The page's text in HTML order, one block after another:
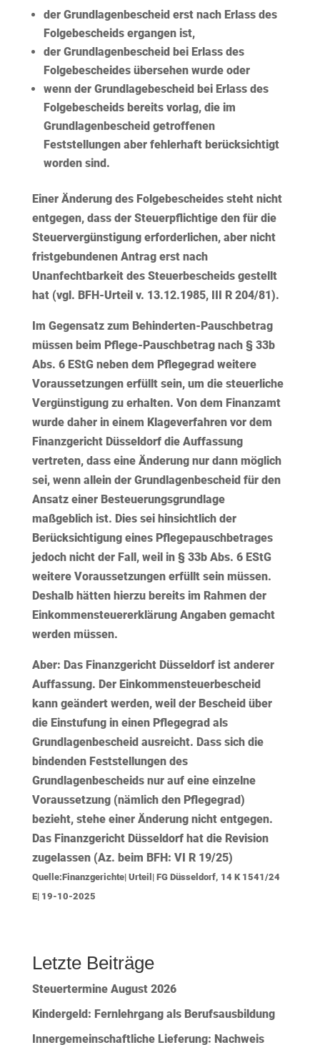
der Grundlagenbescheid erst nach Erlass des
Folgebescheids ergangen ist,
der Grundlagenbescheid bei Erlass des
Folgebescheides übersehen wurde oder
wenn der Grundlagebescheid bei Erlass des
Folgebescheids bereits vorlag, die im
Grundlagenbescheid getroffenen
Feststellungen aber fehlerhaft berücksichtigt
worden sind.
Einer Änderung des Folgebescheides steht nicht
entgegen, dass der Steuerpflichtige den für die
Steuervergünstigung erforderlichen, aber nicht
fristgebundenen Antrag erst nach
Unanfechtbarkeit des Steuerbescheids gestellt
hat (vgl. BFH-Urteil v. 13.12.1985, III R 204/81).
Im Gegensatz zum Behinderten-Pauschbetrag
müssen beim Pflege-Pauschbetrag nach § 33b
Abs. 6 EStG neben dem Pflegegrad weitere
Voraussetzungenerfüllt sein, um die steuerliche
Vergünstigung zu erhalten. Von dem Finanzamt
wurde daher in einem Klageverfahren vor dem
Finanzgericht Düsseldorf die Auffassung
vertreten, dass eine Änderung nur dann möglich
sei, wenn alleinder Grundlagenbescheid für den
Ansatz einer Besteuerungsgrundlage
maßgeblich ist. Dies sei hinsichtlich der
Berücksichtigung eines Pflegepauschbetrages
jedoch nicht der Fall, weil in § 33b Abs. 6 EStG
weitere Voraussetzungen erfüllt sein müssen.
Deshalb hätten hierzu bereits im Rahmen der
Einkommensteuererklärung Angaben gemacht
werden müssen.
Aber: Das Finanzgericht Düsseldorf ist anderer
Auffassung. Der Einkommensteuerbescheid
kann geändert werden, weil der Bescheid über
die Einstufung in einen Pflegegrad als
Grundlagenbescheid ausreicht. Dass sich die
bindenden Feststellungen des
Grundlagenbescheids nur auf eine einzelne
Voraussetzung (nämlich den Pflegegrad)
bezieht, stehe einer Änderung nicht entgegen.
Das Finanzgericht Düsseldorf hat die Revision
zugelassen (Az. beim BFH: VI R 19/25)
Quelle:Finanzgerichte| Urteil| FG Düsseldorf, 14 K 1541/24
E| 19-10-2025
Letzte Beiträge
Steuertermine August 2026
Kindergeld: Fernlehrgang als Berufsausbildung
Innergemeinschaftliche Lieferung: Nachweis